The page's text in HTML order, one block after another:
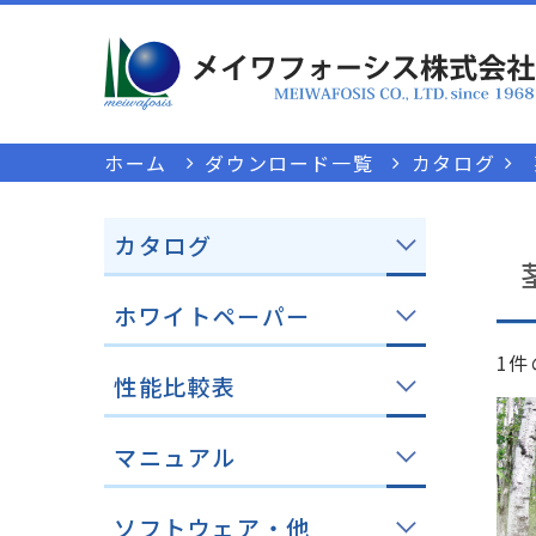
ホーム ダウンロード一覧 カタログ
カタログ
ホワイトペーパー
性能比較表
マニュアル
ソフトウェア・他
1件